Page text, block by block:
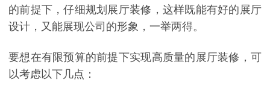
的前提下，仔细规划展厅装修，这样既能有好的展厅
设计，又能展现公司的形象，一举两得。
要想在有限预算的前提下实现高质量的展厅装修，可
以考虑以下几点：